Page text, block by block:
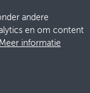
andere
en om content
Meer informatie